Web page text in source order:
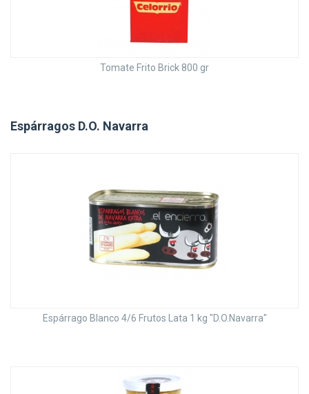
Tomate Frito Brick 800 gr
Espárragos D.O. Navarra
Espárrago Blanco 4/6 Frutos Lata 1 kg "D.O.Navarra"